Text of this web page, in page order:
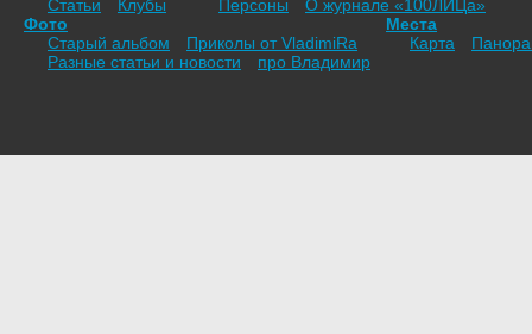
Статьи
Клубы
Персоны
О журнале «100ЛИЦа»
Фото
Старый альбом
Приколы от VladimiRа
Места
Карта
Разные статьи и новости
про Владимир